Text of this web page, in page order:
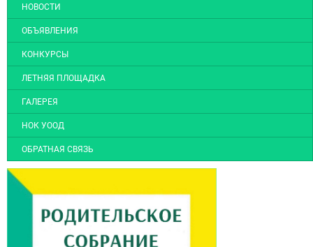
НОВОСТИ
ОБЪЯВЛЕНИЯ
КОНКУРСЫ
ЛЕТНЯЯ ПЛОЩАДКА
ГАЛЕРЕЯ
НОК УООД
ОБРАТНАЯ СВЯЗЬ